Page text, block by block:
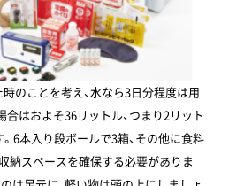
のことを考え、水なら3日分程度は用
はおよそ36リットル、つまり2リット
6本入り段ボールで3箱、その他に食料
納スペースを確保する必要がありま